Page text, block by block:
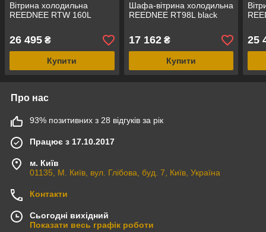
Вітрина холодильна
REEDNEE RTW 160L
26 495 ₴
Купити
Шафа-вітрина холодильна
REEDNEE RT98L black
17 162₴
Купити
25
Про нас
93% позитивних з 28 відгуків за рік
Працює з 17.10.2017
м. Київ
01135, М. Київ, вул. Глібова, буд. 7, Київ, Україна
Контакти
Сьогодні вихідний
Показати весь графік роботи